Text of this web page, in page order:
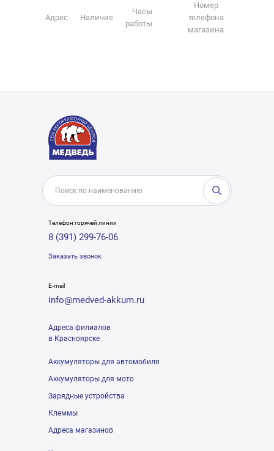
Адрес Наличие
Часы
работы
Номер
телефона
магазина
Телефон горячей линии
8 (391) 299-76-06
Заказать звонок
E-mail
info@medved-akkum.ru
Адреса филиалов
в Красноярске
Аккумуляторы для автомобиля
Аккумуляторы для мото
Зарядные устройства
Клеммы
Адреса магазинов